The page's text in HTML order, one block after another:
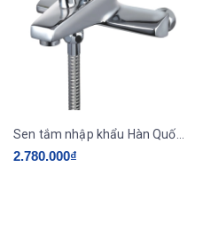
2.780.000₫